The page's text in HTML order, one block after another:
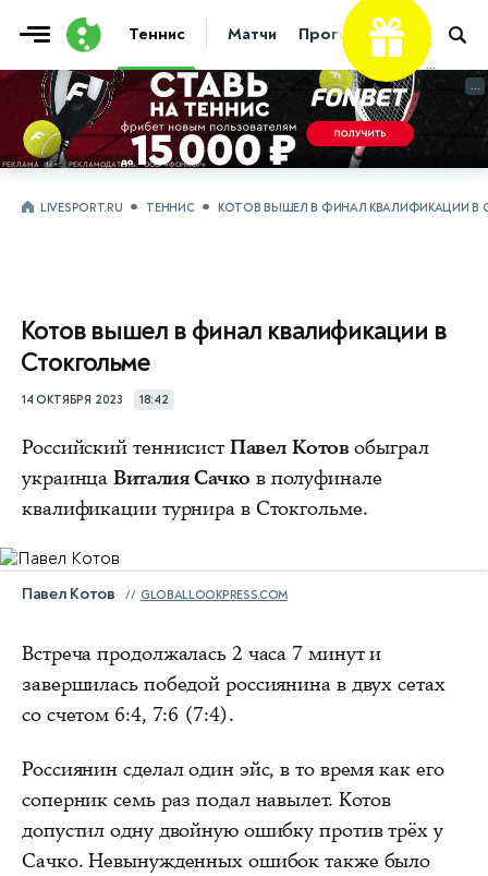
Теннис Матчи Прогнозы Новости
...
...
LIVESPORT.RU ТЕННИС КОТОВ ВЫШЕЛ В ФИНАЛ КВАЛИФИКАЦИИ В
Котов вышел в финал квалификации в
Стокгольме
14 ОКТЯБРЯ 2023 18:42
Российский теннисист Павел Котов обыграл
украинцаВиталия Сачко в полуфинале
квалификации турнира в Стокгольме.
Павел Котов GLOBALLOOKPRESS.COM
Встреча продолжалась 2 часа 7 минут и
завершилась победой россиянина в двух сетах
со счетом 6:4, 7:6 (7:4).
Россиянин сделал один эйс, в то время как его
соперник семь раз подал навылет. Котов
допустил одну двойную ошибку против трёх у
Сачко. Невынужденных ошибок также было